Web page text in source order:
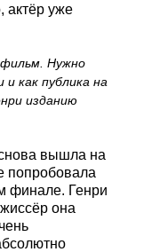
актёр уже
Нужно
как публика на
изданию
вышла на
попробовала
финале. Генри
она